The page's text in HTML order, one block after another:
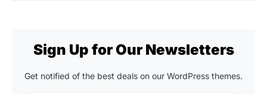
Sign Up for Our Newsletters
Get notified of the best deals on our WordPress themes.